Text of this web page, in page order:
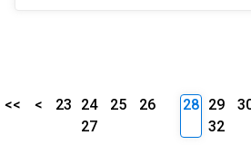
<< < 23 24 25
26
27
28 29
32